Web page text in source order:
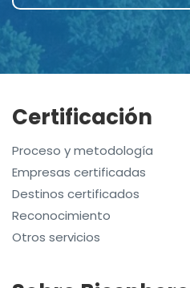
Certificación
Proceso y metodología
Empresas certificadas
Destinos certificados
Reconocimiento
Otros servicios